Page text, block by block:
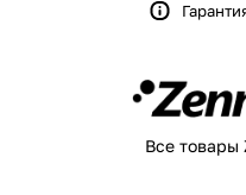
Все товары